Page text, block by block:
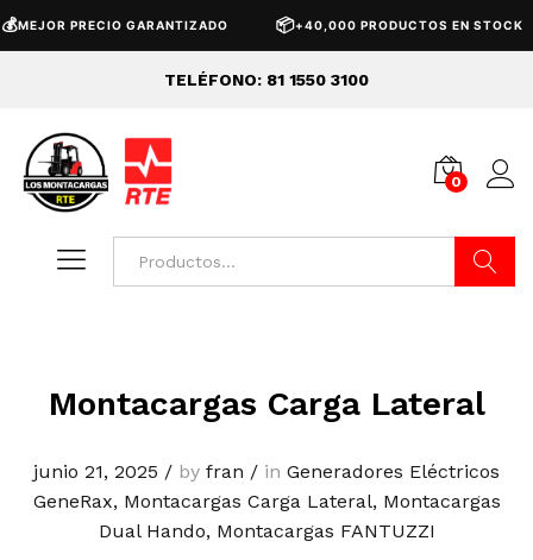
PRECIO GARANTIZADO +40,000 PRODUCTOS EN STOCK
TELÉFONO: 81 1550 3100
0
Montacargas Carga Lateral
junio 21, 2025 / by fran / in Generadores Eléctricos
GeneRax, Montacargas Carga Lateral, Montacargas
Dual Hando, Montacargas FANTUZZI